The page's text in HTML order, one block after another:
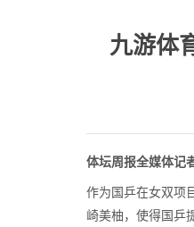
九游体
体坛周报全媒体记
作为国乒在女双项
崎美柚，使得国乒